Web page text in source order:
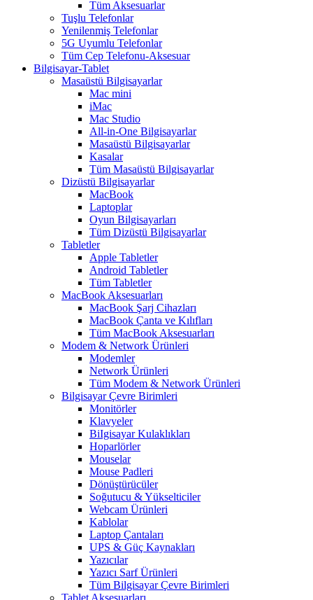
Tüm Aksesuarlar
Tuşlu Telefonlar
Yenilenmiş Telefonlar
5G Uyumlu Telefonlar
Tüm Cep Telefonu-Aksesuar
Bilgisayar-Tablet
Masaüstü Bilgisayarlar
Mac mini
iMac
Mac Studio
All-in-One Bilgisayarlar
Masaüstü Bilgisayarlar
Kasalar
Tüm Masaüstü Bilgisayarlar
Dizüstü Bilgisayarlar
MacBook
Laptoplar
Oyun Bilgisayarları
Tüm Dizüstü Bilgisayarlar
Tabletler
Apple Tabletler
Android Tabletler
Tüm Tabletler
MacBook Aksesuarları
MacBook Şarj Cihazları
MacBook Çanta ve Kılıfları
Tüm MacBook Aksesuarları
Modem & Network Ürünleri
Modemler
Network Ürünleri
Tüm Modem & Network Ürünleri
Bilgisayar Çevre Birimleri
Monitörler
Klavyeler
BiIgisayar Kulaklıkları
Hoparlörler
Mouselar
Mouse Padleri
Dönüştürücüler
Soğutucu & Yükselticiler
Webcam Ürünleri
Kablolar
Laptop Çantaları
UPS & Güç Kaynakları
Yazıcılar
Yazıcı Sarf Ürünleri
Tüm Bilgisayar Çevre Birimleri
Tablet Aksesuarları